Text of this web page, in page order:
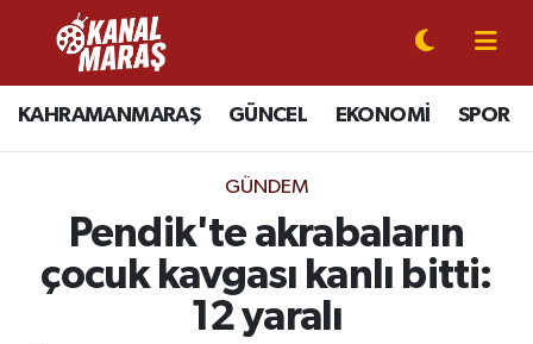
KAHRAMANMARAŞ GÜNCEL EKONOMİ SPOR
GÜNDEM
Pendik'te akrabaların
çocuk kavgası kanlı bitti:
12 yaralı
CANLI YAYIN
KAHRAMANMARAŞ
SPOR
Kahramanmaraş Nöbetçi Eczaneler
Kahramanmaraş Hava Durumu
Kahramanmaraş Namaz Vakitleri
Kahramanmaraş Trafik Yoğunluk Haritası
Süper Lig Puan Durumu ve Fikstür